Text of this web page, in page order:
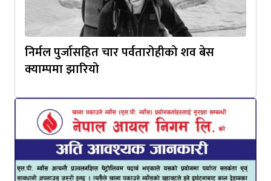
निर्मल पुर्जासहित चार पर्वतारोहीको शव बेस
क्याम्पमा झारियो